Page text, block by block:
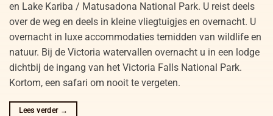
en Lake Kariba / Matusadona National Park. U reist deels
over de weg en deels in kleine vliegtuigjes en overnacht. U
overnacht in luxe accommodaties temidden van wildlife en
natuur. Bij de Victoria watervallen overnacht u in een lodge
dichtbij de ingang van het Victoria Falls National Park.
Kortom, een safari om nooit te vergeten.
Lees verder →